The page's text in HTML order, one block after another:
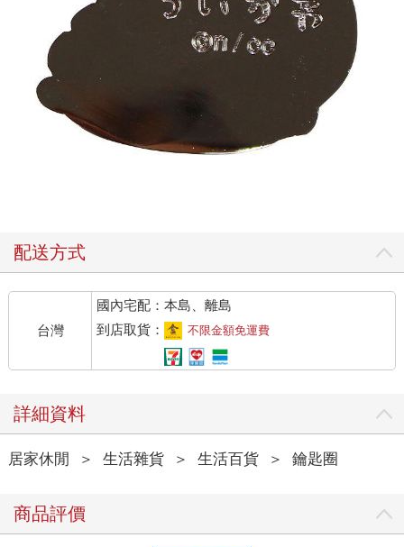
配送方式
台灣
國內宅配：本島、離島
到店取貨：
不限金額免運費
詳細資料
居家休閒 ＞ 生活雜貨 ＞ 生活百貨 ＞ 鑰匙圈
商品評價